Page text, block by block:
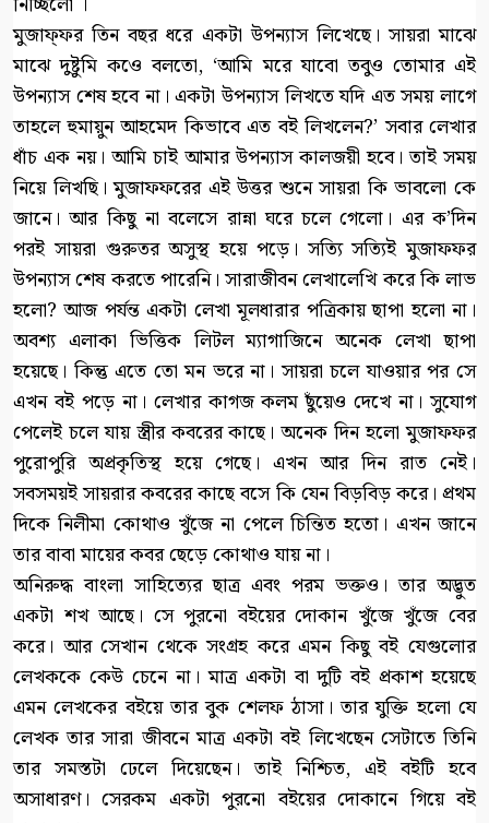
মুজাফ্ফর তিন বছর ধরে একটা উপন্যাস লিখেছে। সায়রা মাঝে
মাঝে দুষ্টুমি কওে বলতো, ‘আমি মরে যাবো তবুও তোমার এই
উপন্যাস শেষ হবে না। একটা উপন্যাস লিখতে যদি এত সময় লাগে
তাহলে হুমায়ুন আহমেদ কিভাবে এত বই লিখলেন?’ সবার লেখার
ধাঁচ এক নয়। আমি চাই আমার উপন্যাস কালজয়ী হবে। তাই সময়
নিয়ে লিখছি। মুজাফফরের এই উত্তর শুনে সায়রা কি ভাবলো কে
জানে। আর কিছু না বলেসে রান্না ঘরে চলে গেলো। এর ক’দিন
পরই সায়রা গুরুতর অসুস্থ হয়ে পড়ে। সত্যি সত্যিই মুজাফফর
উপন্যাস শেষ করতে পারেনি। সারাজীবন লেখালেখি করে কি লাভ
হলো? আজ পর্যন্ত একটা লেখা মূলধারার পত্রিকায় ছাপা হলো না।
অবশ্য এলাকা ভিত্তিক লিটল ম্যাগাজিনে অনেক লেখা ছাপা
হয়েছে। কিন্তু এতে তো মন ভরে না। সায়রা চলে যাওয়ার পর সে
এখন বই পড়ে না। লেখার কাগজ কলম ছুঁয়েও দেখে না। সুযোগ
পেলেই চলে যায় স্ত্রীর কবরের কাছে। অনেক দিন হলো মুজাফফর
পুরোপুরি অপ্রকৃতিস্থ হয়ে গেছে। এখন আর দিন রাত নেই।
সবসময়ই সায়রার কবরের কাছে বসে কি যেন বিড়বিড় করে। প্রথম
দিকে নিলীমা কোথাও খুঁজে না পেলে চিন্তিত হতো। এখন জানে
তার বাবা মায়ের কবর ছেড়ে কোথাও যায় না।
অনিরুদ্ধ বাংলা সাহিত্যের ছাত্র এবং পরম ভক্তও। তার অদ্ভুত
একটা শখ আছে। সে পুরনো বইয়ের দোকান খুঁজে খুঁজে বের
করে। আর সেখান থেকে সংগ্রহ করে এমন কিছু বই যেগুলোর
লেখককে কেউ চেনে না। মাত্র একটা বা দুটি বই প্রকাশ হয়েছে
এমন লেখকের বইয়ে তার বুক শেলফ ঠাসা। তার যুক্তি হলো যে
লেখক তার সারা জীবনে মাত্র একটা বই লিখেছেন সেটাতে তিনি
তার সমস্তটা ঢেলে দিয়েছেন। তাই নিশ্চিত, এই বইটি হবে
অসাধারণ। সেরকম একটা পুরনো বইয়ের দোকানে গিয়ে বই